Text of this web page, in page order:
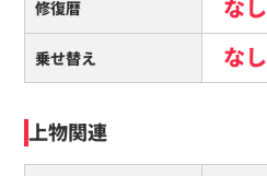
修復暦 なし
乗せ替え なし
上物関連